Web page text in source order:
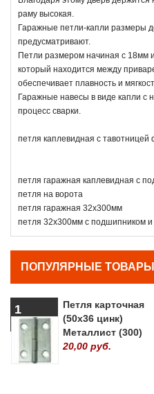
раму высокая.
Гаражные петли-капли размеры
предусматривают.
Петли размером начиная с
который находится между
обеспечивает плавность и
Гаражные навесы в виде капли
процесс сварки.
петля каплевидная с тавотницей
петля гаражная каплевидная с
петля на ворота
петля гаражная 32х300мм
петля 32х300мм с подшипником и
ПОПУЛЯРНЫЕ ТОВАРЫ
1
Петля карточная
(50х36 цинк)
Металлист (300)
20,00 руб.